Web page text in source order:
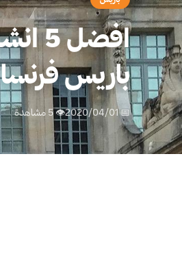
باريس فرنسا
📅 2020/04/01 👁 5 مشاهدة